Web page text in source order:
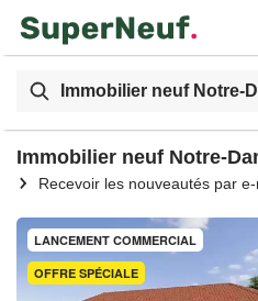
Immobilier neuf Notre-
Immobilier neuf Notre-
Recevoir les nouveautés par
OFFRE SPÉCIALE
LANCEMENT COMMERCIAL